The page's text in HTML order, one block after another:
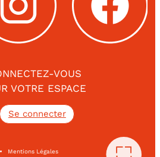
VOUS
VOTRE ESPACE
Se connecter
Mentions Légales